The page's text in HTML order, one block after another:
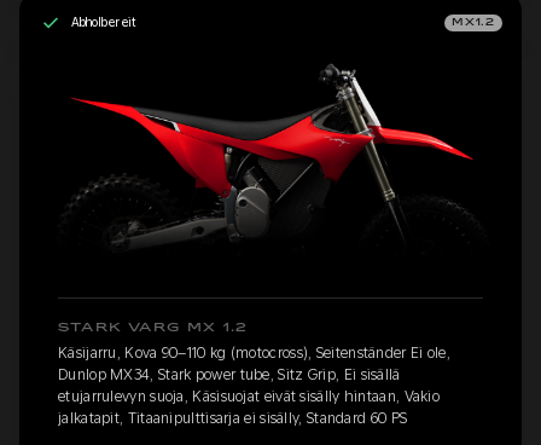
Abholbereit MX1.2
STARK VARG MX 1.2
Käsijarru, Kova 90–110 kg (motocross), Seitenständer Ei ole,
Dunlop MX34, Stark power tube, Sitz Grip, Ei sisällä
etujarrulevyn suoja, Käsisuojat eivät sisälly hintaan, Vakio
jalkatapit, Titaanipulttisarja ei sisälly, Standard 60 PS